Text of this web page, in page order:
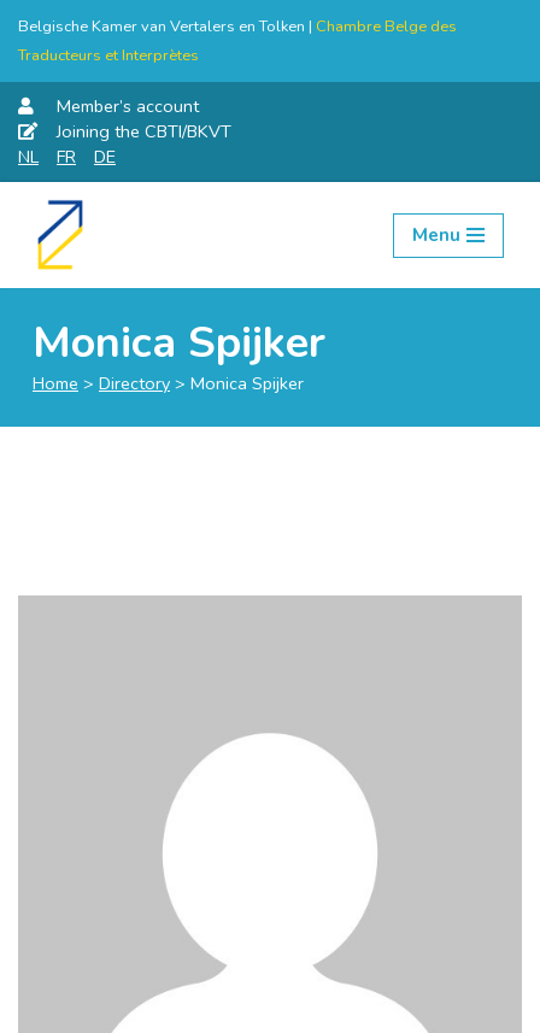
Belgische Kamer van Vertalers en Tolken | Chambre Belge des
Traducteurs et Interprètes
Member’s account
Joining the CBTI/BKVT
NL
FR DE
Skip
Menu
Monica Spijker
Home > Directory > Monica Spijker